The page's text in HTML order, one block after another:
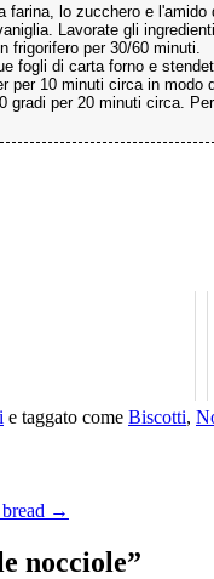
lo zucchero e l'amido
Lavorate gli
frigorifero per 30/60 minuti.
fogli di carta forno e
10 minuti circa in modo
gradi per 20 minuti circa.
e taggato come Biscotti,
→
nocciole”